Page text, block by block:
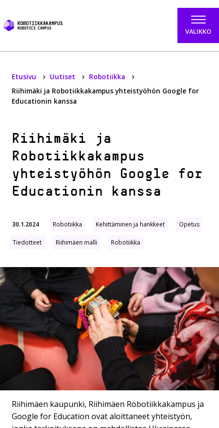
VALIKKO
Etusivu Uutiset
Robotiikka
Riihimäki ja Robotiikkakampus yhteistyöhön Google for
Educationin kanssa
Riihimäki ja
Robotiikkakampus
yhteistyöhön Google for
Educationin kanssa
30.1.2024 Robotiikka Kehittäminen ja hankkeet Opetus
Tiedotteet Riihimäen malli Robotiikka
Riihimäen kaupunki, Riihimäen Robotiikkakampus ja
Google for Education ovat aloittaneet yhteistyön,